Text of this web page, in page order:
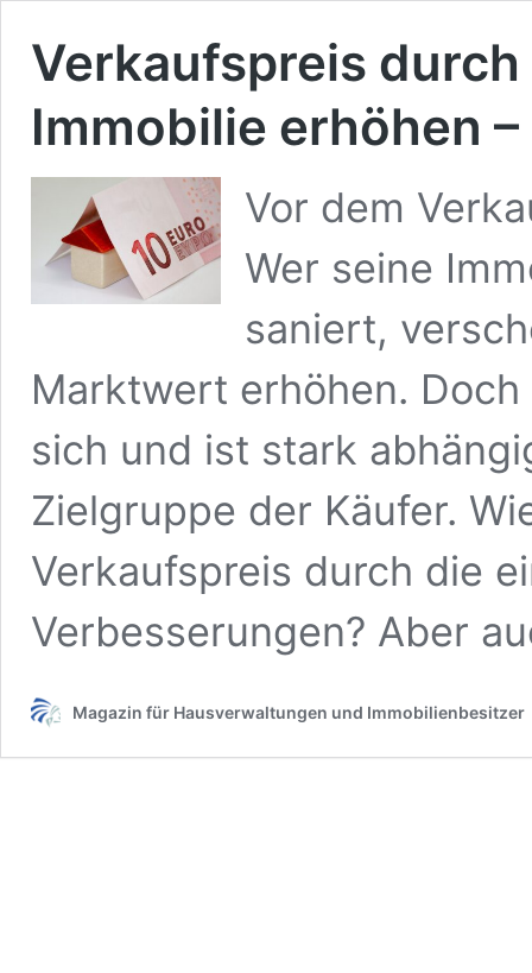
Verkaufspreis
Immobilie erhöhen –
Vor dem
Wer seine
saniert,
Marktwert erhöhen.
sich und ist stark
Zielgruppe der Käufer.
Verkaufspreis durch die
Verbesserungen? Aber
Magazin für Hausverwaltungen und Immobilienbesitzer